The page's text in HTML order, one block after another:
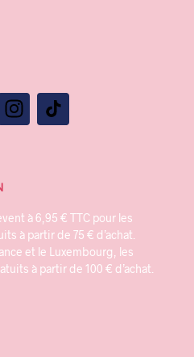
à 6,95 € TTC pour les
à partir de 75 € d’achat.
et le Luxembourg, les
à partir de 100 € d’achat.